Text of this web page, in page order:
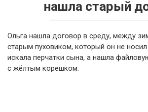
нашла старый
Ольга нашла договор в среду, между
старым пуховиком, который он не носил
искала перчатки сына, а нашла
с жёлтым корешком.